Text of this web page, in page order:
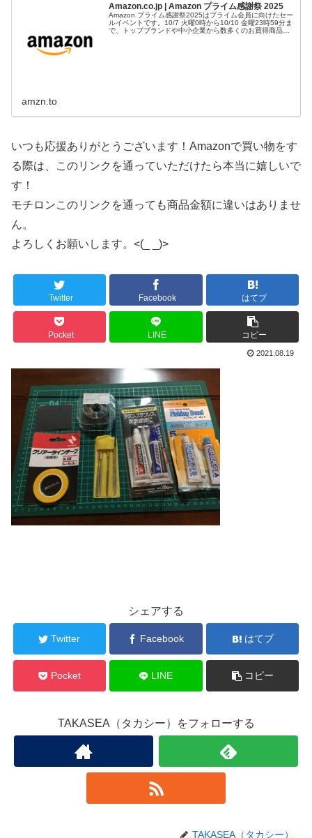
Amazon.co.jp | Amazon プライム感謝祭 2025
Amazon プライム感謝祭2025はプライム会員に向けたセー
ルイベントです。10/7 火曜0時から10/10 金曜23時59分ま
で、トップブランドや中小企業から数多くのお買得商品が
amzn.to
いつも応援ありがとうございます！Amazonで買い物をす
る際は、このリンクを通っていただけたら本当に嬉しいで
す！
モチロンこのリンクを通っても商品金額に違いはありませ
ん。
よろしくお願いします。<(_ _)>
Twitter Facebook はてブ
Pocket LINE コピー
2021.08.19
シェアする
Twitter Facebook はてブ
Pocket LINE コピー
TAKASEA（タカシー）をフォローする
TAKASEA（タカシー）